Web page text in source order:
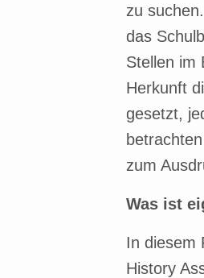
zu
das
Stellen im
Herkunft
gesetzt,
zum
Was ist
In diesem
History